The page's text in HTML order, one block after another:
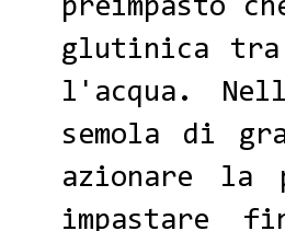
preimpasto
glutinica tra
l'acqua.
semola di
azionare la
impastare